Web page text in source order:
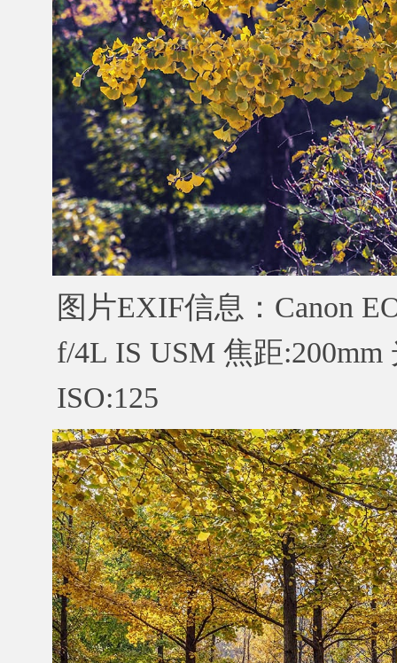
图片EXIF信息：Canon
f/4L IS USM 焦距
ISO:125